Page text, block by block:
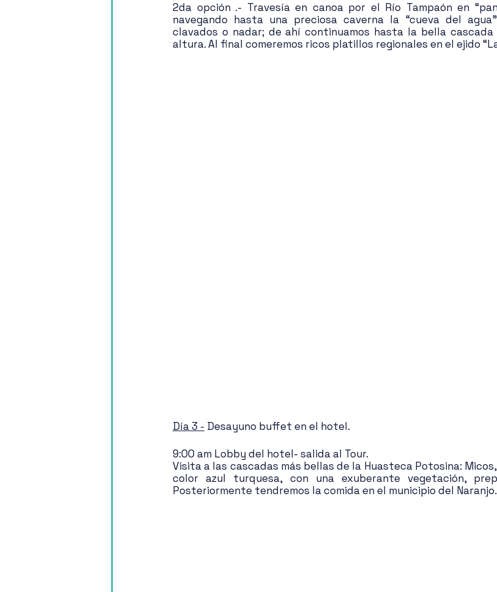
2da opción .- Travesía en canoa por el Río Tampaón en
navegando hasta una preciosa caverna la “cueva del
clavados o nadar; de ahí continuamos hasta la bella cascada
altura. Al final comeremos ricos platillos regionales en el ejido
Día 3 - Desayuno buffet en el hotel.
9:00 am Lobby del hotel- salida al Tour.
Visita a las cascadas más bellas de la Huasteca Potosina:
color azul turquesa, con una exuberante vegetación,
Posteriormente tendremos la comida en el municipio del Naranjo.